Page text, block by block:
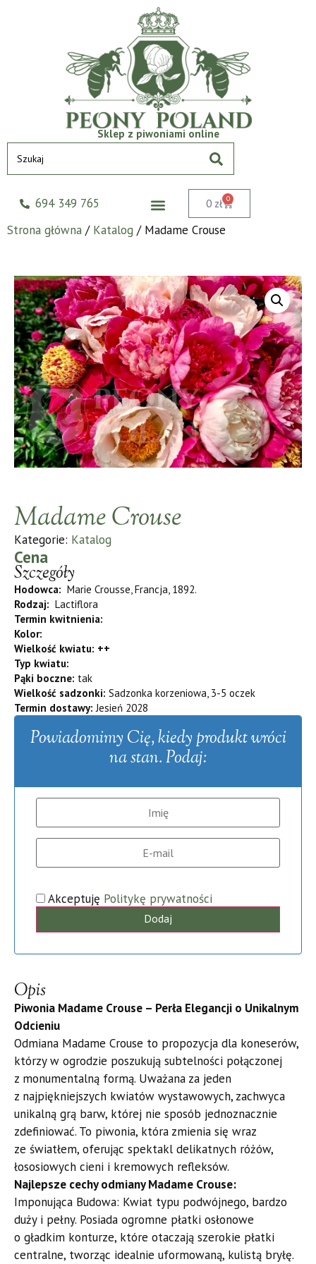
Sklep z piwoniami online
694 349 765 0 zł 0
Strona główna / Katalog / Madame Crouse
Madame Crouse
Kategorie: Katalog
Cena
Szczegóły
Hodowca: Marie Crousse, Francja, 1892.
Rodzaj: Lactiflora
Termin kwitnienia:
Kolor:
Wielkość kwiatu: ++
Typ kwiatu:
Pąki boczne: tak
Wielkość sadzonki: Sadzonka korzeniowa, 3-5 oczek
Termin dostawy: Jesień 2028
Powiadomimy Cię, kiedy produkt wróci
na stan. Podaj:
Akceptuję Politykę prywatności
Dodaj
Opis
Piwonia Madame Crouse – Perła Elegancji o Unikalnym
Odcieniu
​Odmiana Madame Crouse to propozycja dla koneserów,
którzy w ogrodzie poszukują subtelności połączonej
z monumentalną formą. Uważana za jeden
z najpiękniejszych kwiatów wystawowych, zachwyca
unikalną grą barw, której nie sposób jednoznacznie
zdefiniować. To piwonia, która zmienia się wraz
ze światłem, oferując spektakl delikatnych różów,
łososiowych cieni i kremowych refleksów.
​Najlepsze cechy odmiany Madame Crouse:
​Imponująca Budowa: Kwiat typu podwójnego, bardzo
duży i pełny. Posiada ogromne płatki osłonowe
o gładkim konturze, które otaczają szerokie płatki
centralne, tworząc idealnie uformowaną, kulistą bryłę.